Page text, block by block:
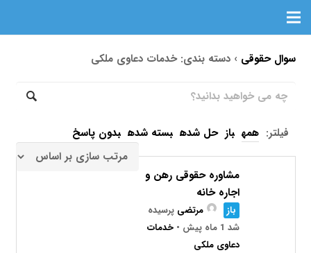
سوال حقوقی ›دسته بندی: خدمات دعاوی ملکی
فیلتر: همه باز حل شده بسته شده بدون پاسخ
مشاوره حقوقی رهن و
اجاره خانه
باز مرتضی پرسیده
شد 1 ماه پیش
•خدمات
دعاوی ملکی